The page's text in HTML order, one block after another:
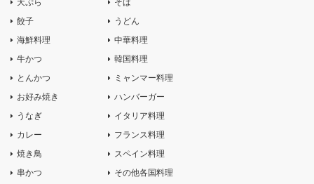
天ぷら
餃子
海鮮料理
牛かつ
とんかつ
お好み焼き
うなぎ
カレー
焼き鳥
串かつ
そば
うどん
中華料理
韓国料理
ミャンマー料理
ハンバーガー
イタリア料理
フランス料理
スペイン料理
その他各国料理